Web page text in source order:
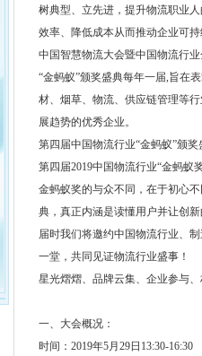
树典型、立先进，提升物流职业
效率、降低成本从而推动企业可
中国智慧物流大会暨中国物流行
“金蚂蚁”颁奖盛典每年一届,旨在
材、烟草、物流、供应链管理等
展趋势的优秀企业。
第四届中国物流行业“金蚂蚁”颁
第四届2019中国物流行业“金蚂蚁
金蚂蚁奖的与众不同，在于初心
典，真正内涵是读懂用户并让创
届时我们将邀约中国物流行业、
一堂，共同见证物流行业盛事！
星光熠熠、品牌云集、企业参与
一、大会概况：
时间：2019年5月29日13:30-16:30